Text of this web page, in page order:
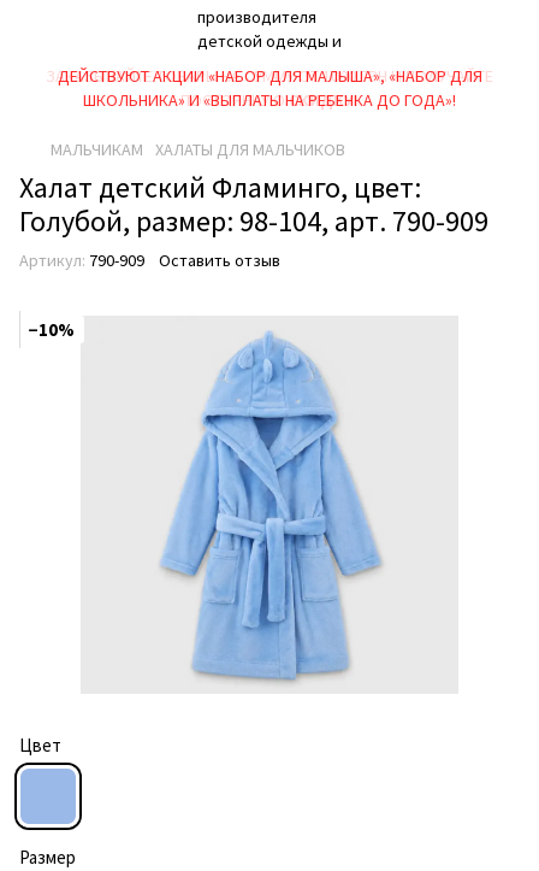
ДЕЙСТВУЮТ АКЦИИ «НАБОР ДЛЯ МАЛЫША», «НАБОР ДЛЯ
ШКОЛЬНИКА» И «ВЫПЛАТЫ НА РЕБEНКА ДО ГОДА»!
МАЛЬЧИКАМ ХАЛАТЫ ДЛЯ МАЛЬЧИКОВ
Халат детский Фламинго, цвет:
Голубой, размер: 98-104, арт. 790-909
Артикул: 790-909 Оставить отзыв
−10%
Цвет
Размер